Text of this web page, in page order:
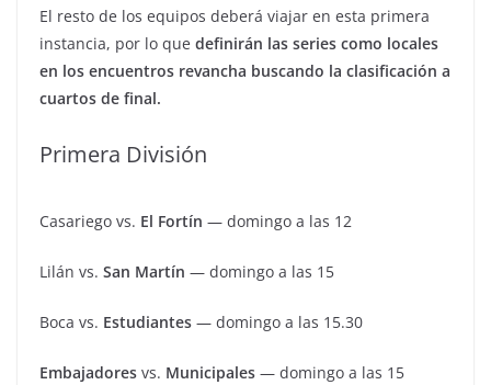
El resto de los equipos deberá viajar en esta primera
instancia, por lo que definirán las series como locales
en los encuentros revancha buscando la clasificación a
cuartos de final.
Primera División
Casariego vs. El Fortín — domingo a las 12
Lilán vs. San Martín — domingo a las 15
Boca vs. Estudiantes — domingo a las 15.30
Embajadores vs. Municipales — domingo a las 15